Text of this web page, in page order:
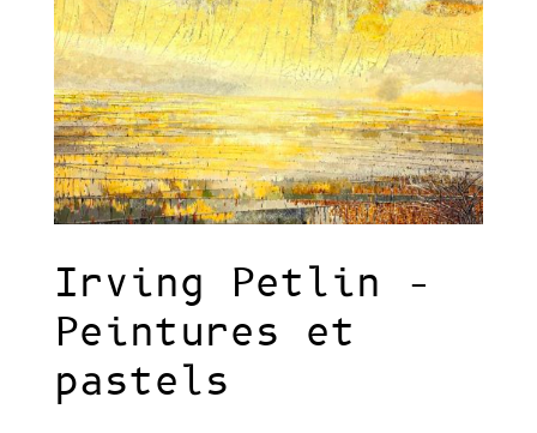
Irving Petlin –
Peintures et
pastels